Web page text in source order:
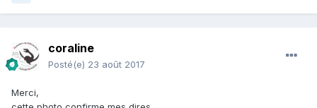
coraline
Posté(e) 23 août 2017
Merci,